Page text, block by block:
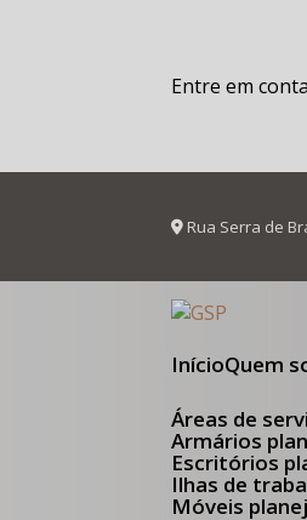
Entre em
Rua Serra de
Início Quem
Áreas de
Armários
Escritórios
Ilhas de
Móveis